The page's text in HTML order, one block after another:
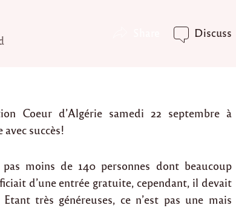
Discuss
Coeur d’Algérie samedi 22 septembre à
avec succès!
pas moins de 140 personnes dont beaucoup
d’une entrée gratuite, cependant, il devait
très généreuses, ce n’est pas une mais